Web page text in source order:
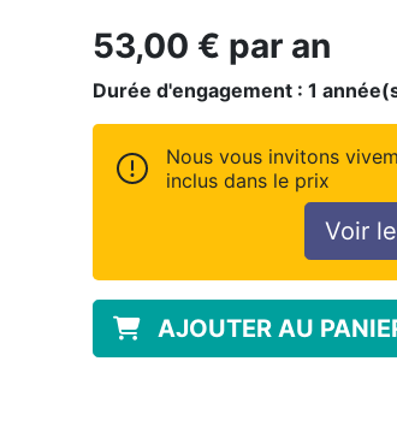
53,00 € par an
Durée d'engagement : 1
Nous vous invitons
inclus dans le prix
Voir
AJOUTER AU